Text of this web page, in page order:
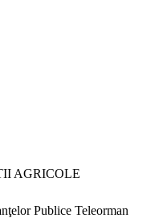
AGRICOLE
Publice Teleorman